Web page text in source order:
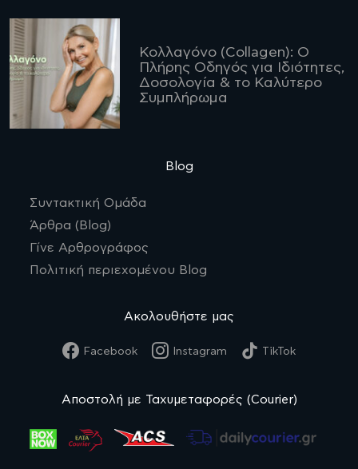
Κολλαγόνο (Collagen): Ο
Πλήρης Οδηγός για Ιδιότητες,
Δοσολογία & το Καλύτερο
Συμπλήρωμα
Blog
Συντακτική Ομάδα
Άρθρα (Blog)
Γίνε Αρθρογράφος
Πολιτική περιεχομένου Blog
Ακολουθήστε μας
Facebook Instagram TikTok
Αποστολή με Ταχυμεταφορές (Courier)